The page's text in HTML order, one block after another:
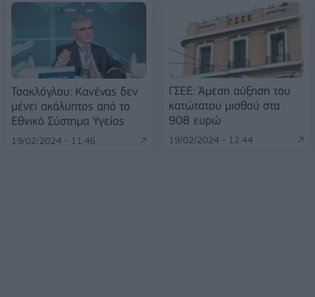
Τσακλόγλου: Κανένας δεν
μένει ακάλυπτος από το
Εθνικό Σύστημα Υγείας
19/02/2024 - 11:46
ΓΣΕΕ: Άμεση αύξηση του
κατώτατου μισθού στα
908 ευρώ
19/02/2024 - 12:44